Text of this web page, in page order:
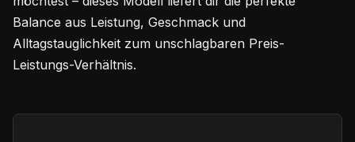
Balance aus Leistung, Geschmack und
Alltagstauglichkeit zum unschlagbaren Preis-
Leistungs-Verhältnis.